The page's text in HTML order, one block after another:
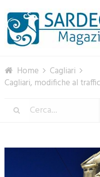
Home
Cagliari
Cagliari, modifiche al